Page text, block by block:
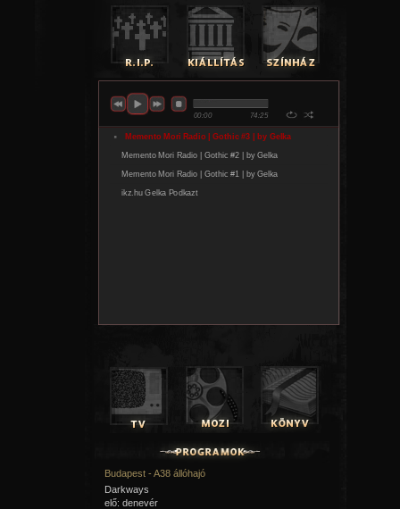
Budapest - A38 állóhajó
Darkways
elő: denevér